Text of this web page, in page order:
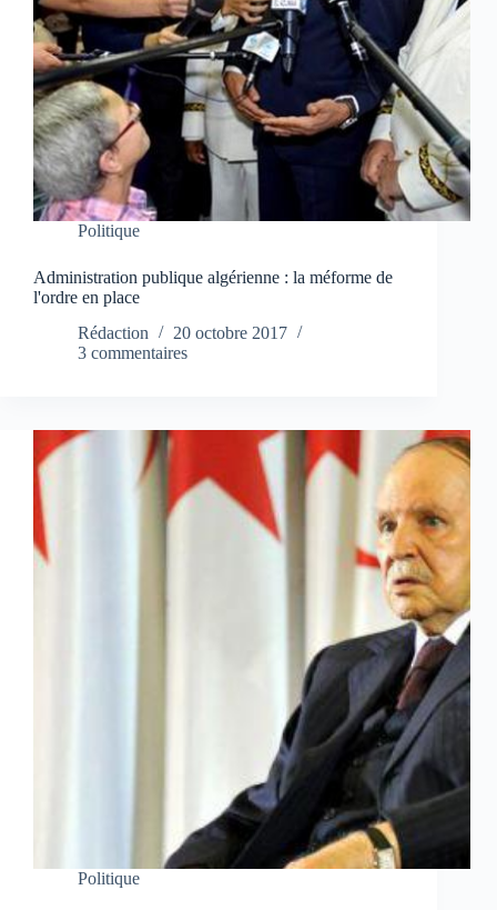
Politique
Administration publique algérienne : la méforme de
l'ordre en place
Rédaction
20 octobre 2017
3 commentaires
Politique